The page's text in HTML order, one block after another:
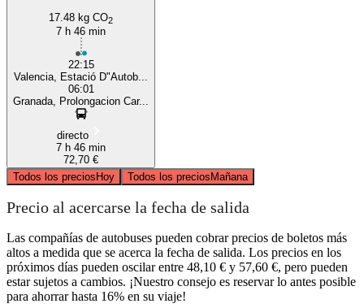
17.48 kg CO2
7 h 46 min
22:15
Valencia, Estació D"Autob...
06:01
Granada, Prolongacion Car...
directo
7 h 46 min
72,70 €
Todos los preciosHoy Todos los preciosMañana
Precio al acercarse la fecha de salida
Las compañías de autobuses pueden cobrar precios de boletos más
altos a medida que se acerca la fecha de salida. Los precios en los
próximos días pueden oscilar entre 48,10 € y 57,60 €, pero pueden
estar sujetos a cambios. ¡Nuestro consejo es reservar lo antes posible
para ahorrar hasta 16% en su viaje!